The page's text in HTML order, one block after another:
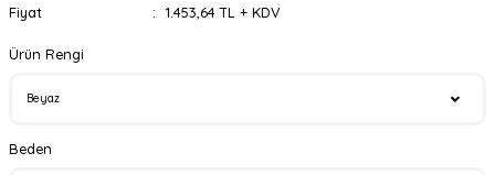
Fiyat
1.453,64 TL + KDV
Ürün Rengi
Beden